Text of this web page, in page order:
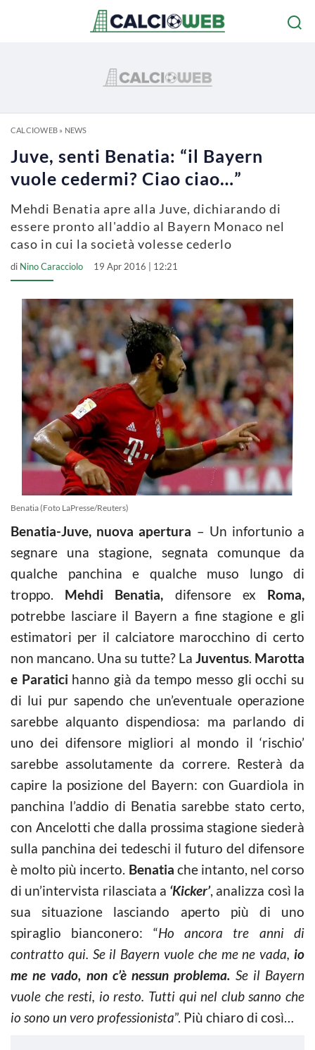
CALCIOWEB» NEWS
Juve, senti Benatia: “il Bayern
vuole cedermi? Ciao ciao…”
Mehdi Benatia apre alla Juve, dichiarando di
essere pronto all'addio al Bayern Monaco nel
caso in cui la società volesse cederlo
di Nino Caracciolo 19 Apr 2016 | 12:21
Benatia (Foto LaPresse/Reuters)
Benatia-Juve, nuova apertura – Un infortunio a
segnare una stagione, segnata comunque da
qualche panchina e qualche muso lungo di
troppo. Mehdi Benatia, difensore ex Roma,
potrebbe lasciare il Bayern a fine stagione e gli
estimatori per il calciatore marocchino di certo
non mancano. Una su tutte? La Juventus. Marotta
e Paratici hanno già da tempo messo gli occhi su
di lui pur sapendo che un’eventuale operazione
sarebbe alquanto dispendiosa: ma parlando di
uno dei difensore migliori al mondo il ‘rischio’
sarebbe assolutamente da correre. Resterà da
capire la posizione del Bayern: con Guardiola in
panchina l’addio di Benatia sarebbe stato certo,
con Ancelotti che dalla prossima stagione siederà
sulla panchina dei tedeschi il futuro del difensore
è molto più incerto. Benatia che intanto, nel corso
di un’intervista rilasciata a ‘Kicker’, analizza così la
sua situazione lasciando aperto più di uno
spiraglio bianconero: “Ho ancora tre anni di
contratto qui. Se il Bayern vuole che me ne vada, io
me ne vado, non c’è nessun problema. Se il Bayern
vuole che resti, io resto. Tutti qui nel club sanno che
io sono un vero professionista”. Più chiaro di così…